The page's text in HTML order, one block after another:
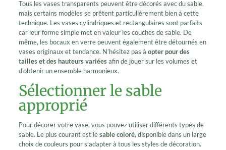
Tous les vases transparents peuvent être décorés avec du sable,
mais certains modèles se prêtent particulièrement bien à cette
technique. Les vases cylindriques et rectangulaires sont parfaits
car leur forme simple met en valeur les couches de sable. De
même, les bocaux en verre peuvent également être détournés en
vases originaux et tendance. N’hésitez pas à opter pour des
tailles et des hauteurs variéesafin de jouer sur les volumes et
d’obtenir un ensemble harmonieux.
Sélectionner le sable
approprié
Pour décorer votre vase, vous pouvez utiliser différents types de
sable. Le plus courant est lesable coloré, disponible dans un large
choix de couleurs pour s’adapter à tous les styles de décoration.